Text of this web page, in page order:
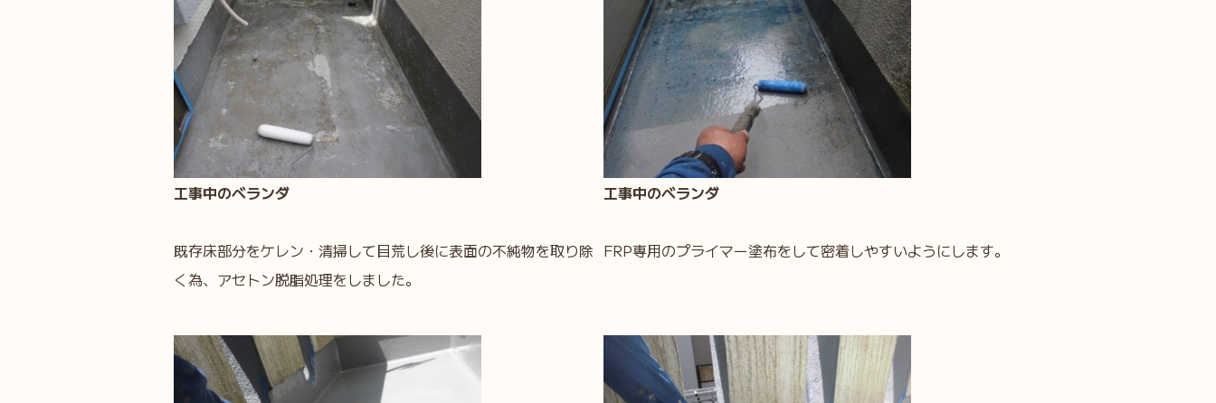
工事中のベランダ
既存床部分をケレン・清掃して目荒し後に表面の不純物を取り除
く為、アセトン脱脂処理をしました。
工事中のベランダ
FRP専用のプライマー塗布をして密着しやすいようにします。